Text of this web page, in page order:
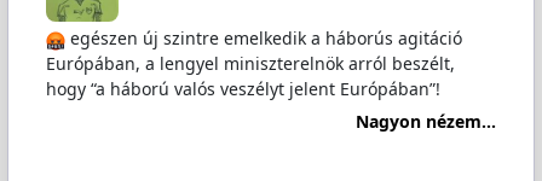
egészen új szintre emelkedik a háborús agitáció
Európában, a lengyel miniszterelnök arról beszélt,
hogy “a háború valós veszélyt jelent Európában”!
Nagyon nézem...